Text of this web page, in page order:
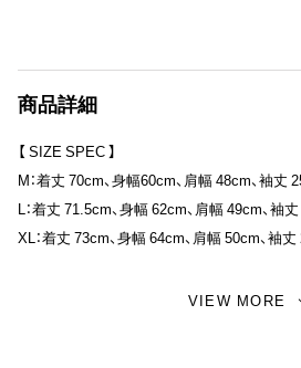
ックデザイン。
オリジナルのレーヨンリネン素材は、レー
加えることで、やわらかさと膨らみを感じら
クス感のあるボックスシルエットに仕上げて
る箇所に染料が着かない剤を予めプリント
商品詳細
【 SIZE SPEC 】
M：着丈 70cm、身幅60cm、肩幅 48cm、袖丈
L：着丈 71.5cm、身幅 62cm、肩幅 49cm、袖
XL：着丈 73cm、身幅 64cm、肩幅 50cm、袖
VIEW MORE